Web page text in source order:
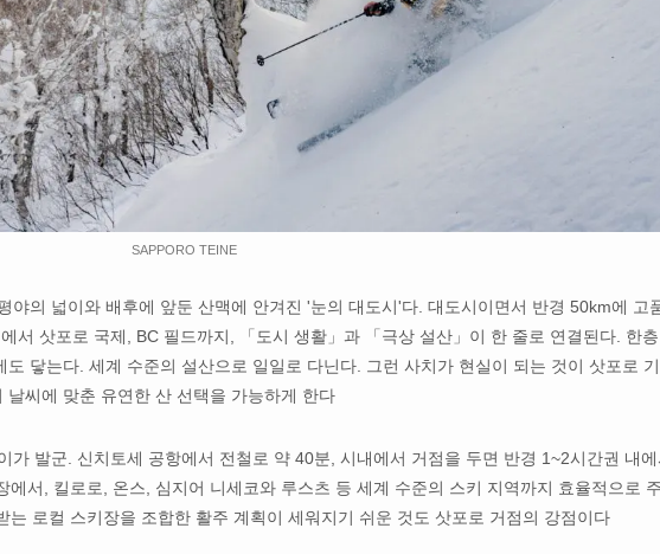
SAPPORO TEINE
야의 넓이와 배후에 앞둔 산맥에 안겨진 '눈의 대도시'다. 대도시이면서 반경 50km에 고
서 삿포로 국제, BC 필드까지, 「도시 생활」과 「극상 설산」이 한 줄로 연결된다. 한
도 닿는다. 세계 수준의 설산으로 일일로 다닌다. 그런 사치가 현실이 되는 것이 삿포로
날씨에 맞춘 유연한 산 선택을 가능하게 한다
가 발군. 신치토세 공항에서 전철로 약 40분, 시내에서 거점을 두면 반경 1~2시간권 내
에서, 킬로로, 온스, 심지어 니세코와 루스츠 등 세계 수준의 스키 지역까지 효율적으로
는 로컬 스키장을 조합한 활주 계획이 세워지기 쉬운 것도 삿포로 거점의 강점이다